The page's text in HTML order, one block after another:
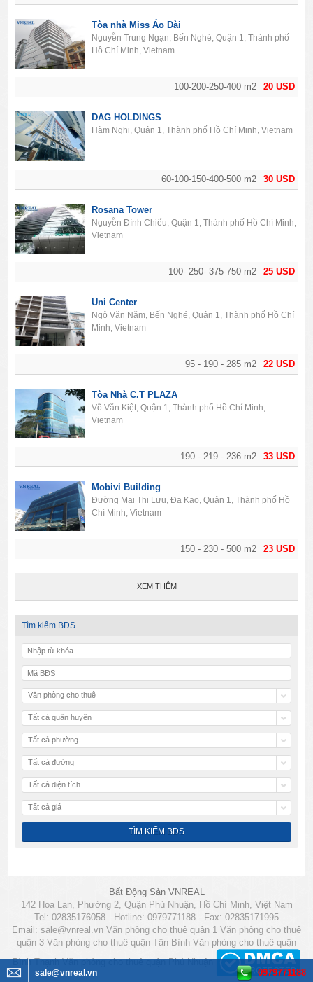
20 USD
100-200-250-400 m2
Tòa nhà Miss Áo Dài
Nguyễn Trung Ngạn, Bến Nghé, Quận 1, Thành phố
Hồ Chí Minh, Vietnam
30 USD
60-100-150-400-500 m2
DAG HOLDINGS
Hàm Nghi, Quận 1, Thành phố Hồ Chí Minh, Vietnam
25 USD
100- 250- 375-750 m2
Rosana Tower
Nguyễn Đình Chiểu, Quận 1, Thành phố Hồ Chí Minh,
Vietnam
22 USD
95 - 190 - 285 m2
Uni Center
Ngô Văn Năm, Bến Nghé, Quận 1, Thành phố Hồ Chí
Minh, Vietnam
33 USD
190 - 219 - 236 m2
Tòa Nhà C.T PLAZA
Võ Văn Kiệt, Quận 1, Thành phố Hồ Chí Minh,
Vietnam
23 USD
150 - 230 - 500 m2
Mobivi Building
Đường Mai Thị Lựu, Đa Kao, Quận 1, Thành phố Hồ
Chí Minh, Vietnam
XEM THÊM
Tìm kiếm BĐS
Văn phòng cho thuê
Tất cả quận huyện
Tất cả phường
Tất cả đường
Tất cả diện tích
Tất cả giá
Bất Động Sản VNREAL
142 Hoa Lan, Phường 2, Quận Phú Nhuận, Hồ Chí Minh, Việt Nam
Tel: 02835176058 - Hotline: 0979771188 - Fax: 02835171995
Email: sale@vnreal.vn Văn phòng cho thuê quận 1 Văn phòng cho thuê
quận 3 Văn phòng cho thuê quận Tân Bình Văn phòng cho thuê quận
Bình Thạnh Văn phòng cho thuê quận Phú Nhuận
sale@vnreal.vn 0979771188